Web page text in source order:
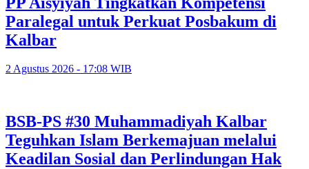
Paralegal untuk Perkuat Posbakum di
Kalbar
2 Agustus 2026 - 17:08 WIB
BSB-PS #30 Muhammadiyah Kalbar
Teguhkan Islam Berkemajuan melalui
Keadilan Sosial dan Perlindungan Hak